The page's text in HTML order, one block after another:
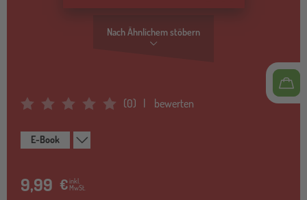
Nach Ähnlichem stöbern
Average Rating: 0 (0) bewerten
E-Book
9,99 €inkl.
MwSt.